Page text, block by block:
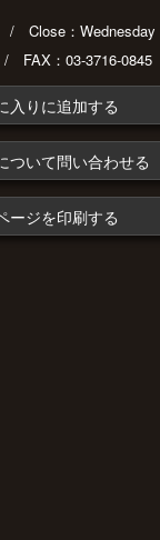
/ Close：Wednesday
FAX：03-3716-0845
入りに追加する
ついて問い合わせる
ージを印刷する